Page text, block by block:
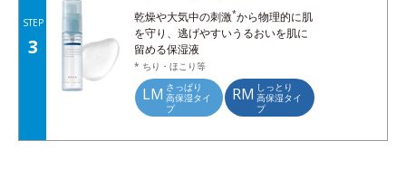
STEP
3
乾燥や大気中の刺激*から物理的に肌
を守り、逃げやすいうるおいを肌に
留める保湿液
* ちり・ほこり等
LM さっぱり
高保湿タイ
プ
RM しっとり
高保湿タイ
プ